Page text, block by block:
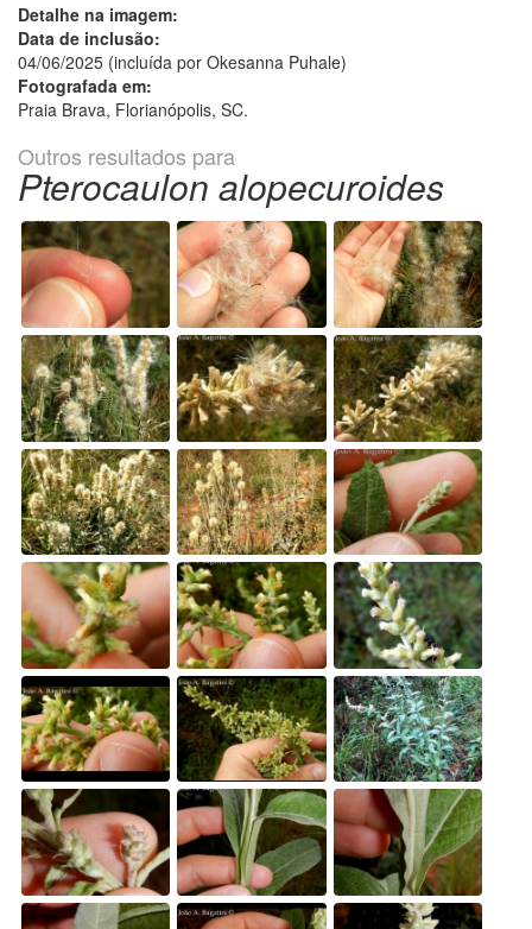
Detalhe na imagem:
Data de inclusão:
04/06/2025 (incluída por Okesanna Puhale)
Fotografada em:
Praia Brava, Florianópolis, SC.
Outros resultados para
Pterocaulon alopecuroides